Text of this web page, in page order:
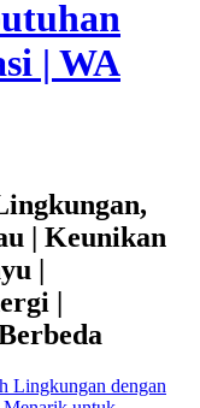
| WA
| Keunikan
|
|